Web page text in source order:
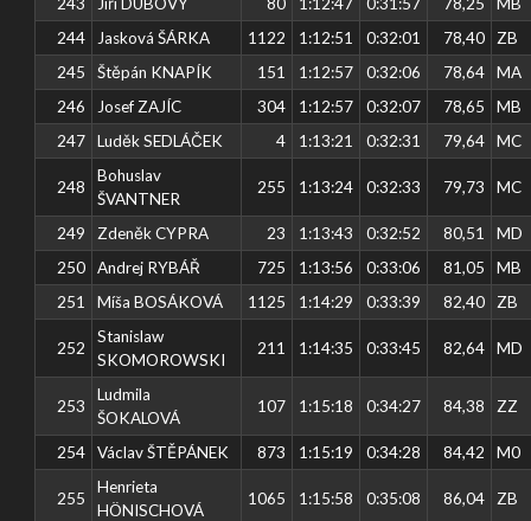
244
Jasková ŠÁRKA 1122 1:12:51 0:32:01 78,40
ZB
245
Štěpán KNAPÍK 151 1:12:57 0:32:06 78,64
MA
246
Josef ZAJÍC 304 1:12:57 0:32:07 78,65
MB
247
Luděk SEDLÁČEK 4 1:13:21 0:32:31 79,64 MC
248
Bohuslav
ŠVANTNER
255 1:13:24 0:32:33 79,73 MC
249 Zdeněk CYPRA 23 1:13:43 0:32:52 80,51
MD
250
Andrej RYBÁŘ 725 1:13:56 0:33:06 81,05
MB
251
Míša BOSÁKOVÁ 1125 1:14:29 0:33:39 82,40 ZB
252
Stanislaw
SKOMOROWSKI
211 1:14:35 0:33:45 82,64 MD
253
Ludmila
ŠOKALOVÁ
107 1:15:18 0:34:27 84,38 ZZ
254 Václav ŠTĚPÁNEK 873 1:15:19 0:34:28 84,42 M0
255
Henrieta
HÖNISCHOVÁ
1065 1:15:58 0:35:08 86,04 ZB